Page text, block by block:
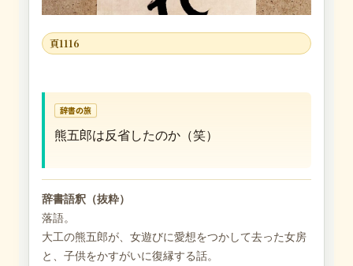
頁1116
辞書の旅
熊五郎は反省したのか（笑）
辞書語釈（抜粋）
落語。
大工の熊五郎が、女遊びに愛想をつかして去った女房
と、子供をかすがいに復縁する話。